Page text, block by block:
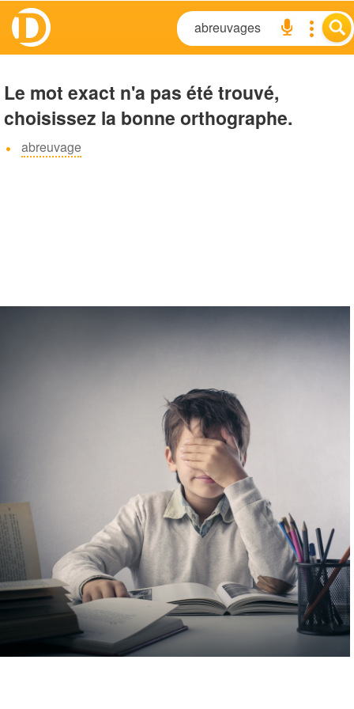
Le mot exact n'a pas été trouvé,
choisissez la bonne orthographe.
abreuvage